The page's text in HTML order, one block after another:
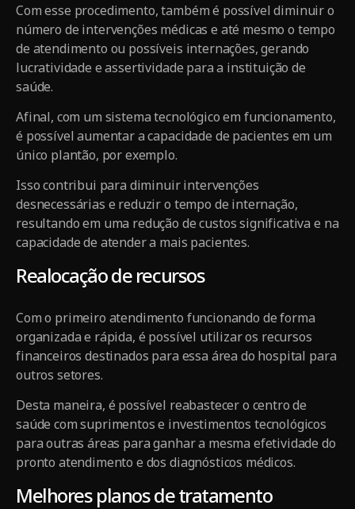
Com esse procedimento, também é possível diminuir o
número de intervenções médicas e até mesmo o tempo
de atendimento ou possíveis internações, gerando
lucratividade e assertividade para a instituição de
saúde.
Afinal, com um sistema tecnológico em funcionamento,
é possível aumentar a capacidade de pacientes em um
único plantão, por exemplo.
Isso contribui para diminuir intervenções
desnecessárias e reduzir o tempo de internação,
resultando em uma redução de custos significativa e na
capacidade de atender a mais pacientes.
Realocação de recursos
Com o primeiro atendimento funcionando de forma
organizada e rápida, é possível utilizar os recursos
financeiros destinados para essa área do hospital para
outros setores.
Desta maneira, é possível reabastecer o centro de
saúde com suprimentos e investimentos tecnológicos
para outras áreas para ganhar a mesma efetividade do
pronto atendimento e dos diagnósticos médicos.
Melhores planos de tratamento